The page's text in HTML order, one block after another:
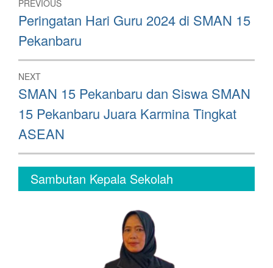
navigation
PREVIOUS
Previous
post:
Peringatan Hari Guru 2024 di SMAN 15
Pekanbaru
NEXT
Next
post:
SMAN 15 Pekanbaru dan Siswa SMAN
15 Pekanbaru Juara Karmina Tingkat
ASEAN
Sambutan Kepala Sekolah